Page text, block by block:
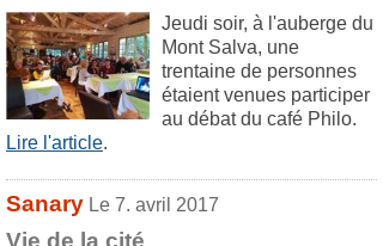
Jeudi soir, à l'auberge du
Mont Salva, une
trentaine de personnes
étaient venues participer
au débat du café Philo.
Lire l'article.
Sanary Le 7. avril 2017
Vie de la cité